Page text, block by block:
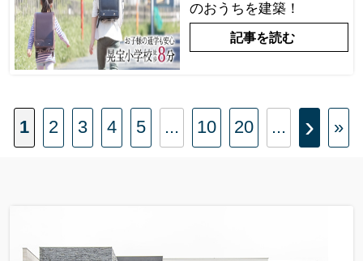
のおうちを建築！
記事を読む
1 2 3 4 5 ... 10 20 ... › »